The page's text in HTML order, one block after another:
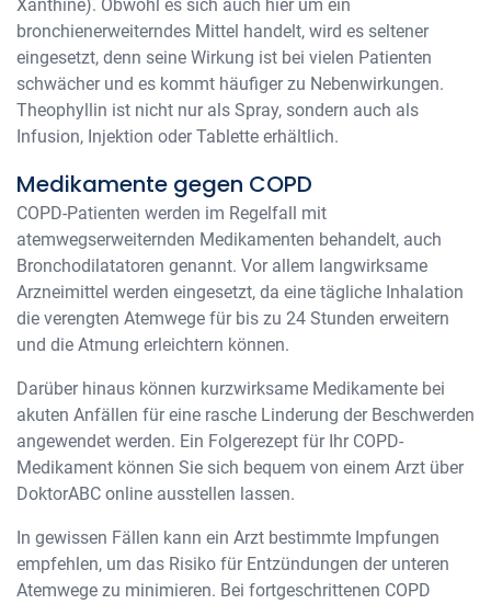
Xanthine). Obwohl es sich auch hier um ein
bronchienerweiterndes Mittel handelt, wird es seltener
eingesetzt, denn seine Wirkung ist bei vielen Patienten
schwächer und es kommt häufiger zu Nebenwirkungen.
Theophyllin ist nicht nur als Spray, sondern auch als
Infusion, Injektion oder Tablette erhältlich.
Medikamente gegen COPD
COPD-Patienten werden im Regelfall mit
atemwegserweiternden Medikamenten behandelt, auch
Bronchodilatatoren genannt. Vor allem langwirksame
Arzneimittel werden eingesetzt, da eine tägliche Inhalation
die verengten Atemwege für bis zu 24 Stunden erweitern
und die Atmung erleichtern können.
Darüber hinaus können kurzwirksame Medikamente bei
akuten Anfällen für eine rasche Linderung der Beschwerden
angewendet werden. Ein Folgerezept für Ihr COPD-
Medikament können Sie sich bequem von einem Arzt über
DoktorABC online ausstellen lassen.
In gewissen Fällen kann ein Arzt bestimmte Impfungen
empfehlen, um das Risiko für Entzündungen der unteren
Atemwege zu minimieren. Bei fortgeschrittenen COPD